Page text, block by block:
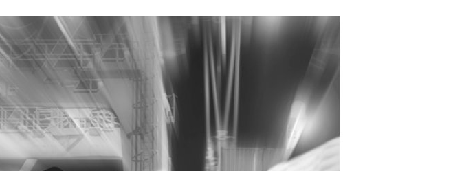
Purpose Marketing
Reputatie & crisis